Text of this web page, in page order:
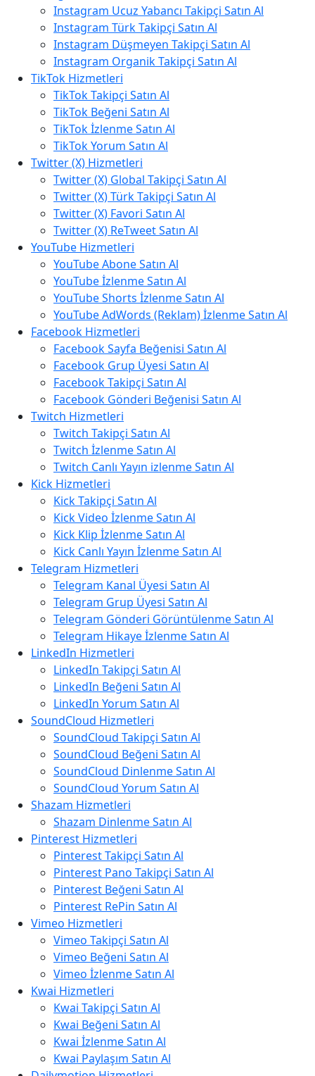
Instagram Ucuz Yabancı Takipçi Satın Al
Instagram Türk Takipçi Satın Al
Instagram Düşmeyen Takipçi Satın Al
Instagram Organik Takipçi Satın Al
TikTok Hizmetleri
TikTok Takipçi Satın Al
TikTok Beğeni Satın Al
TikTok İzlenme Satın Al
TikTok Yorum Satın Al
Twitter (X) Hizmetleri
Twitter (X) Global Takipçi Satın Al
Twitter (X) Türk Takipçi Satın Al
Twitter (X) Favori Satın Al
Twitter (X) ReTweet Satın Al
YouTube Hizmetleri
YouTube Abone Satın Al
YouTube İzlenme Satın Al
YouTube Shorts İzlenme Satın Al
YouTube AdWords (Reklam) İzlenme Satın Al
Facebook Hizmetleri
Facebook Sayfa Beğenisi Satın Al
Facebook Grup Üyesi Satın Al
Facebook Takipçi Satın Al
Facebook Gönderi Beğenisi Satın Al
Twitch Hizmetleri
Twitch Takipçi Satın Al
Twitch İzlenme Satın Al
Twitch Canlı Yayın izlenme Satın Al
Kick Hizmetleri
Kick Takipçi Satın Al
Kick Video İzlenme Satın Al
Kick Klip İzlenme Satın Al
Kick Canlı Yayın İzlenme Satın Al
Telegram Hizmetleri
Telegram Kanal Üyesi Satın Al
Telegram Grup Üyesi Satın Al
Telegram Gönderi Görüntülenme Satın Al
Telegram Hikaye İzlenme Satın Al
LinkedIn Hizmetleri
LinkedIn Takipçi Satın Al
LinkedIn Beğeni Satın Al
LinkedIn Yorum Satın Al
SoundCloud Hizmetleri
SoundCloud Takipçi Satın Al
SoundCloud Beğeni Satın Al
SoundCloud Dinlenme Satın Al
SoundCloud Yorum Satın Al
Shazam Hizmetleri
Shazam Dinlenme Satın Al
Pinterest Hizmetleri
Pinterest Takipçi Satın Al
Pinterest Pano Takipçi Satın Al
Pinterest Beğeni Satın Al
Pinterest RePin Satın Al
Vimeo Hizmetleri
Vimeo Takipçi Satın Al
Vimeo Beğeni Satın Al
Vimeo İzlenme Satın Al
Kwai Hizmetleri
Kwai Takipçi Satın Al
Kwai Beğeni Satın Al
Kwai İzlenme Satın Al
Kwai Paylaşım Satın Al